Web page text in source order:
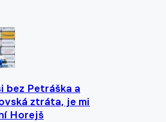
bez Petráška a
ztráta, je mi
Horejš